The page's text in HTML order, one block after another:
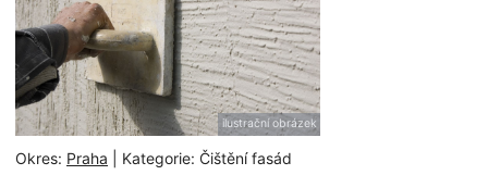
Okres: Praha | Kategorie: Čištění fasád
ilustrační obrázek